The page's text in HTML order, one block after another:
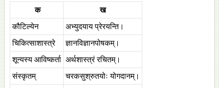
क
ख
कौटिल्येन
अभ्युदयाय प्रेरयन्ति।
चिकित्साशास्त्रे
ज्ञानविज्ञानपोषकम्।
शून्यस्य आविष्कर्ता अर्थशास्त्रं रचितम्।
संस्कृतम्
चरकसुश्रुतयोः योगदानम्।